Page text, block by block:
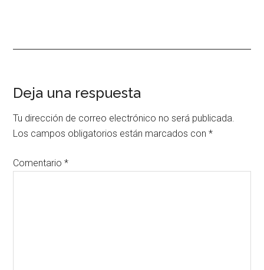
Interacciones
con
los
lectores
Deja una respuesta
Tu dirección de correo electrónico no será publicada.
Los campos obligatorios están marcados con*
Comentario*